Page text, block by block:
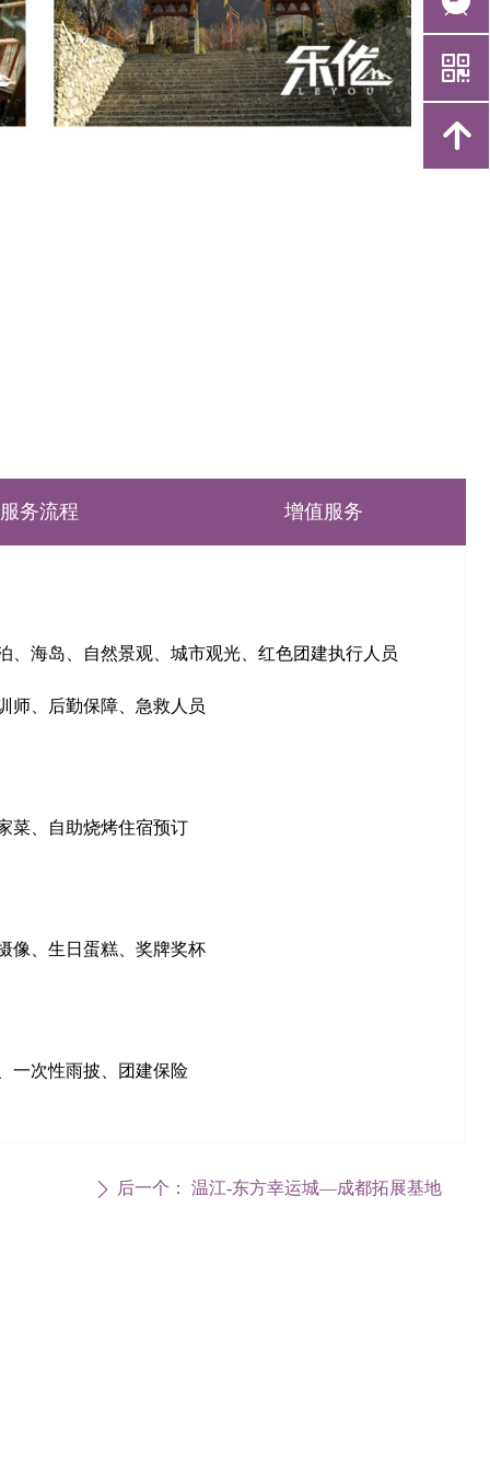
服务流程 增值服务
、海岛、自然景观、城市观光、红色团建执行人员
师、后勤保障、急救人员
菜、自助烧烤住宿预订
像、生日蛋糕、奖牌奖杯
一次性雨披、团建保险
ꄲ 后一个： 温江-东方幸运城—成都拓展基地
낃
녕